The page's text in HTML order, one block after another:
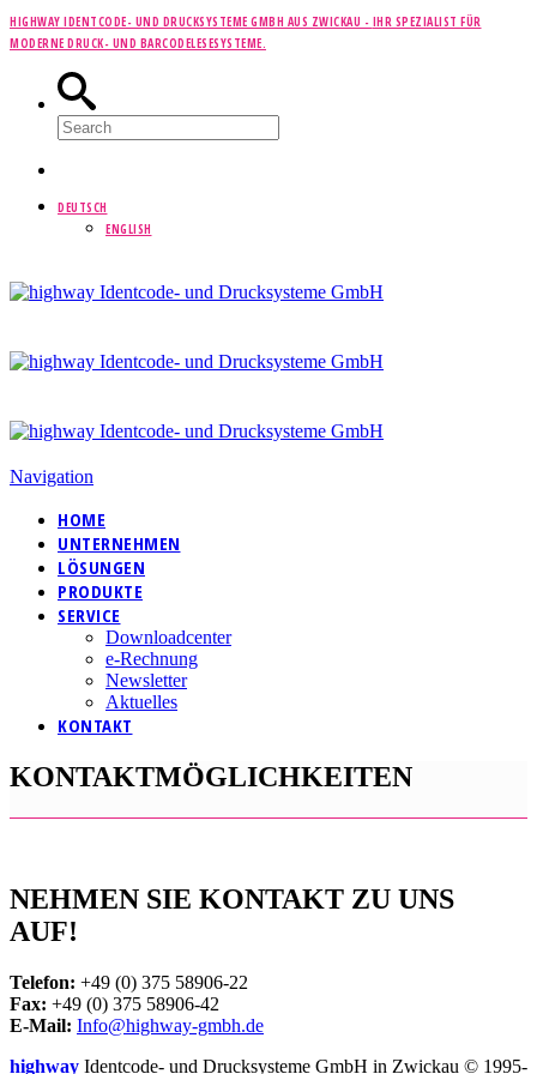
HIGHWAY IDENTCODE- UND DRUCKSYSTEME GMBH AUS ZWICKAU - IHR SPEZIALIST FÜR
MODERNE DRUCK- UND BARCODELESESYSTEME.
DEUTSCH
ENGLISH
Navigation
HOME
UNTERNEHMEN
LÖSUNGEN
PRODUKTE
SERVICE
Downloadcenter
e-Rechnung
Newsletter
Aktuelles
KONTAKT
KONTAKTMÖGLICHKEITEN
NEHMEN SIE KONTAKT ZU UNS
AUF!
Telefon: +49 (0) 375 58906-22
Fax: +49 (0) 375 58906-42
E-Mail: Info@highway-gmbh.de
highway Identcode- und Drucksysteme GmbH in Zwickau © 1995-